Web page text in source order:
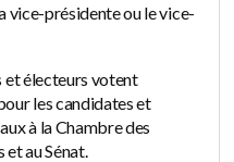
vice-présidente ou le vice-
et électeurs votent
les candidates et
à la Chambre des
au Sénat.